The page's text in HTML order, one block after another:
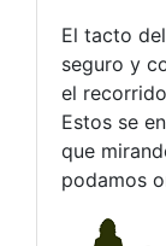
El tacto
seguro y
el
Estos se
que
podamos